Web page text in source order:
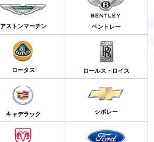
アストンマーチン ベントレー
ロータス ロールス・ロイス
キャデラック シボレー